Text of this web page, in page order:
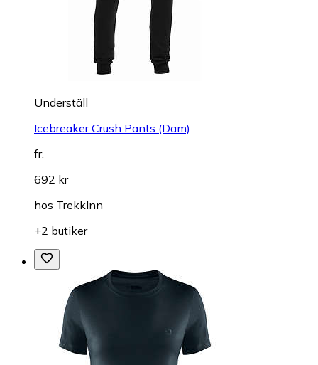
Underställ
Icebreaker Crush Pants (Dam)
fr.
692 kr
hos TrekkInn
+2 butiker